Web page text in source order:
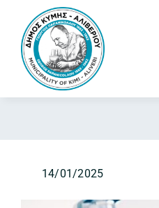
content
14/01/2025